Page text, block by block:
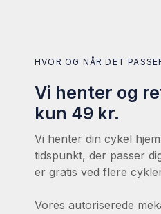
HVOR OG NÅR DET
Vi henter og
kun 49 kr.
Vi henter din cykel
tidspunkt, der passer
er gratis ved flere
Vores autoriserede